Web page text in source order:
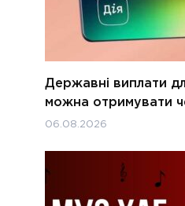
Державні виплати
можна отримувати
06.08.2026